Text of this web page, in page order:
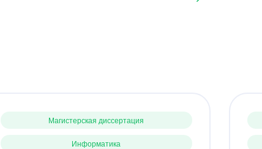
Магистерская диссертация
Информатика